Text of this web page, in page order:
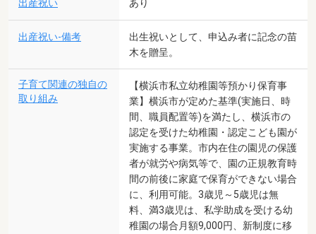
出産祝い あり
出産祝い-備考
出生祝いとして、申込み者に記念の苗
木を贈呈。
子育て関連の独自の
取り組み
【横浜市私立幼稚園等預かり保育事
業】横浜市が定めた基準(実施日、時
間、職員配置等)を満たし、横浜市の
認定を受けた幼稚園・認定こども園が
実施する事業。市内在住の園児の保護
者が就労や病気等で、園の正規教育時
間の前後に家庭で保育ができない場合
に、利用可能。3歳児～5歳児は無
料、満3歳児は、私学助成を受ける幼
稚園の場合月額9,000円、新制度に移